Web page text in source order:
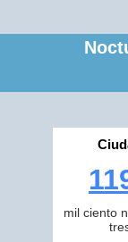
mil ciento